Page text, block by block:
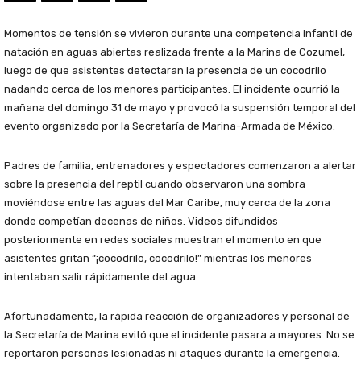
Momentos de tensión se vivieron durante una competencia infantil de
natación en aguas abiertas realizada frente a la Marina de Cozumel,
luego de que asistentes detectaran la presencia de un cocodrilo
nadando cerca de los menores participantes. El incidente ocurrió la
mañana del domingo 31 de mayo y provocó la suspensión temporal del
evento organizado por la Secretaría de Marina-Armada de México.
Padres de familia, entrenadores y espectadores comenzaron a alertar
sobre la presencia del reptil cuando observaron una sombra
moviéndose entre las aguas del Mar Caribe, muy cerca de la zona
donde competían decenas de niños. Videos difundidos
posteriormente en redes sociales muestran el momento en que
asistentes gritan “¡cocodrilo, cocodrilo!” mientras los menores
intentaban salir rápidamente del agua.
Afortunadamente, la rápida reacción de organizadores y personal de
la Secretaría de Marina evitó que el incidente pasara a mayores. No se
reportaron personas lesionadas ni ataques durante la emergencia.